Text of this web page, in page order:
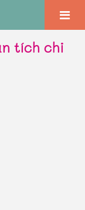
tích chi